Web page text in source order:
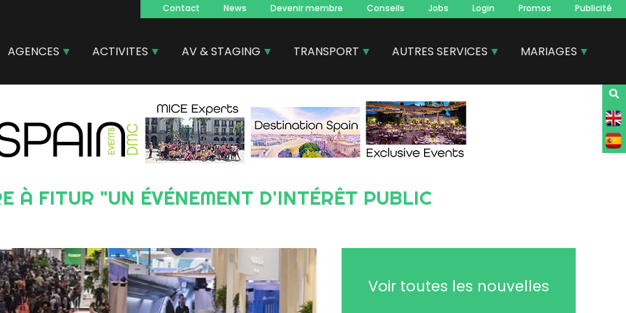
Navegacion
principal
Contact News Devenir membre Conseils Jobs Login Promos Publicité
AGENCES ACTIVITES AV & STAGING TRANSPORT AUTRES SERVICES MARIAGES
Voir toutes les nouvelles